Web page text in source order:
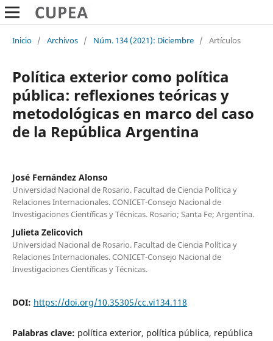
Inicio / Archivos / Núm. 134 (2021): Diciembre / Artículos
Política exterior como política
pública: reflexiones teóricas y
metodológicas en marco del caso
de la República Argentina
José Fernández Alonso
Universidad Nacional de Rosario. Facultad de Ciencia Política y
Relaciones Internacionales. CONICET-Consejo Nacional de
Investigaciones Científicas y Técnicas. Rosario; Santa Fe; Argentina.
Julieta Zelicovich
Universidad Nacional de Rosario. Facultad de Ciencia Política y
Relaciones Internacionales. CONICET-Consejo Nacional de
Investigaciones Científicas y Técnicas.
DOI: https://doi.org/10.35305/cc.vi134.118
Palabras clave: política exterior, política pública, república